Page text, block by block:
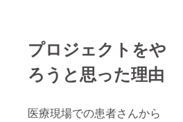
プロジェクトをや
ろうと思った理由
医療現場での患者さんから